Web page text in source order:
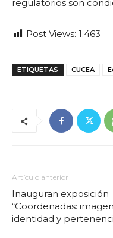
regulatorios son
Post Views: 1.463
ETIQUETAS CUCEA
Artículo anterior
Inauguran exposición
“Coordenadas:
identidad y